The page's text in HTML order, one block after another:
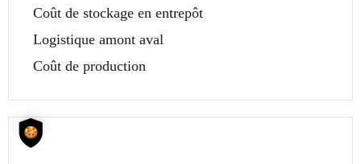
Coût de stockage en entrepôt
Logistique amont aval
Coût de production